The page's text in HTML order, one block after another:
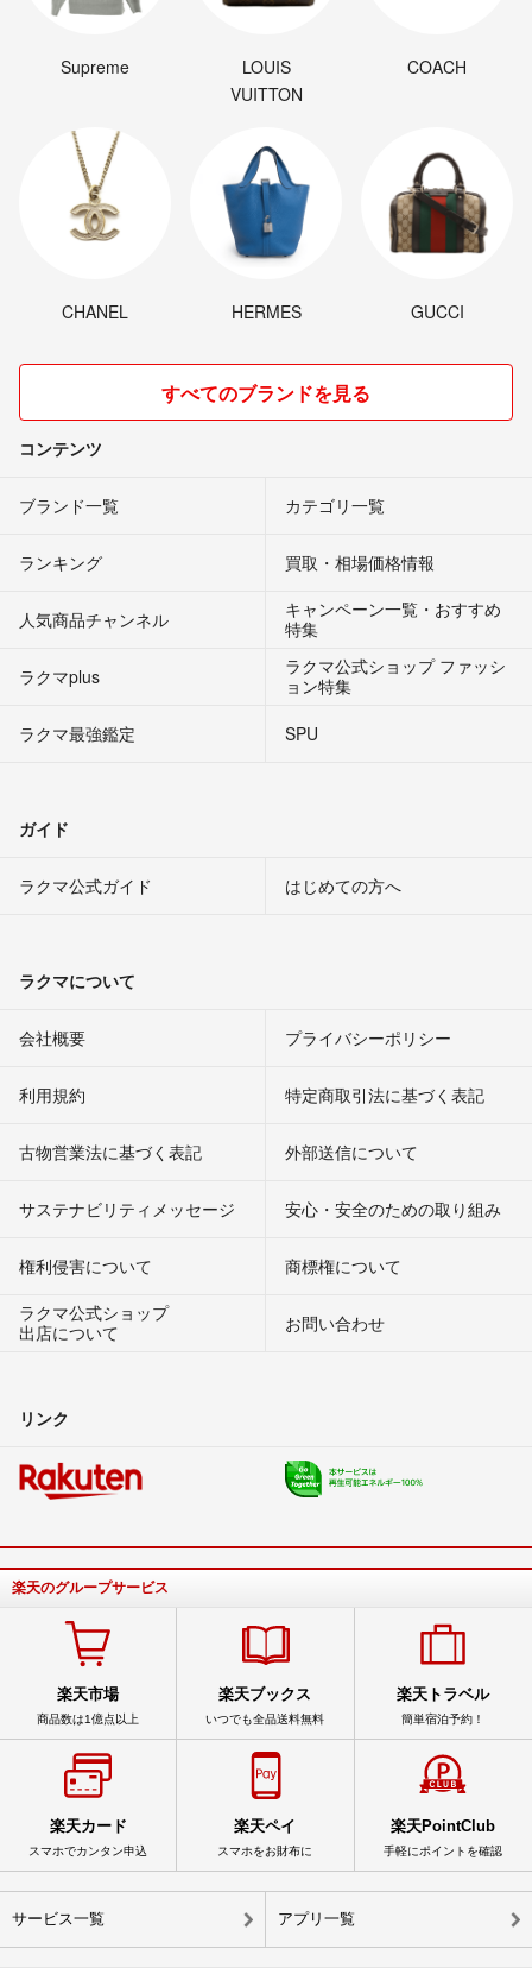
Supreme
LOUIS
VUITTON
COACH
CHANEL HERMES GUCCI
すべてのブランドを見る
コンテンツ
ブランド一覧 カテゴリ一覧
ランキング 買取・相場価格情報
人気商品チャンネル
キャンペーン一覧・おすすめ
特集
ラクマplus
ラクマ公式ショップ ファッシ
ョン特集
ラクマ最強鑑定
SPU
ガイド
ラクマ公式ガイド はじめての方へ
ラクマについて
会社概要 プライバシーポリシー
利用規約 特定商取引法に基づく表記
古物営業法に基づく表記 外部送信について
サステナビリティメッセージ 安心・安全のための取り組み
権利侵害について
商標権について
ラクマ公式ショップ
出店について
お問い合わせ
リンク
楽天のグループサービス
楽天市場
商品数は1億点以上
楽天ブックス
いつでも全品送料無料
楽天トラベル
簡単宿泊予約！
楽天カード
スマホでカンタン申込
楽天ペイ
スマホをお財布に
楽天PointClub
手軽にポイントを確認
サービス一覧 アプリ一覧